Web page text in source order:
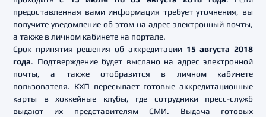
предоставленная вами информация требует уточнения, вы
получите уведомление об этом на адрес электронный почты,
а также в личном кабинете на портале.
Срок принятия решения об аккредитации 15 августа 2018
года. Подтверждение будет выслано на адрес электронной
почты, а также отобразится в личном кабинете
пользователя. КХЛ пересылает готовые аккредитационные
карты в хоккейные клубы, где сотрудники пресс-служб
выдают их представителям СМИ. Выдача готовых